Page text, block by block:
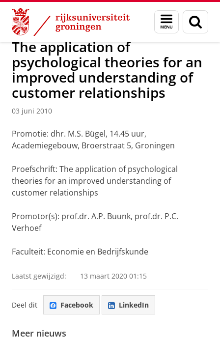
Skip
Content
Skip
Navigation
Menu
en
zoeken
Over ons Actueel Nieuws Nieuwsberichten
The application of
psychological theories for an
improved understanding of
customer relationships
03 juni 2010
Promotie: dhr. M.S. Bügel, 14.45 uur,
Academiegebouw, Broerstraat 5, Groningen
Proefschrift: The application of psychological
theories for an improved understanding of
customer relationships
Promotor(s): prof.dr. A.P. Buunk, prof.dr. P.C.
Verhoef
Faculteit: Economie en Bedrijfskunde
Laatst gewijzigd: 13 maart 2020 01:15
Deel dit Facebook LinkedIn
Meer nieuws